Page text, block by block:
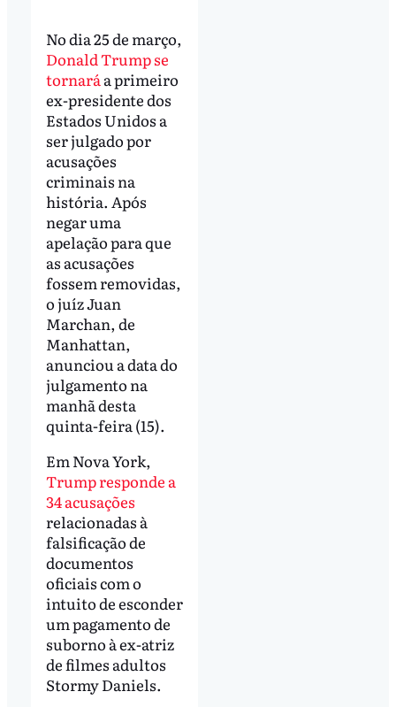
No dia 25 de março,
Donald Trump se
tornaráa primeiro
ex-presidente dos
Estados Unidos a
ser julgado por
acusações
criminais na
história. Após
negar uma
apelação para que
as acusações
fossem removidas,
o juíz Juan
Marchan, de
Manhattan,
anunciou a data do
julgamento na
manhã desta
quinta-feira (15).
Em Nova York,
Trump responde a
34 acusações
relacionadas à
falsificação de
documentos
oficiais com o
intuito de esconder
um pagamento de
suborno à ex-atriz
de filmes adultos
Stormy Daniels.